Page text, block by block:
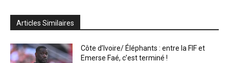
Articles Similaires
Côte d’Ivoire/ Éléphants : entre la FIF et
Emerse Faé, c’est terminé !